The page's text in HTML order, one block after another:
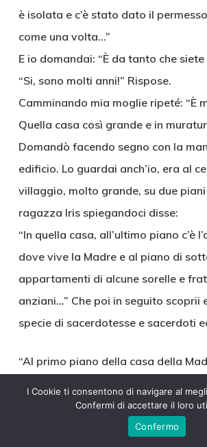
è isolata e c’è stato dato il
come una volta…”
E io domandai: “È da tanto che siete
“Si, sono molti anni!” Rispose.
Camminando mia moglie ripeté: “È
Quella casa così grande e in
Domandò facendo segno con la
edificio. Lo guardai anch’io, era al
villaggio, molto grande, su due
ragazza Iris spiegandoci disse:
“In quella casa, all’ultimo piano c’è
dove vive la Madre e al piano di
appartamenti di alcune sorelle e
anziani…” Che poi in seguito scoprii
specie di sacerdotesse e sacerdoti
“Al primo piano della casa della
tre saloni… Ma venite che ve li faccio
con enfasi sorridendo. E
I Cookie ti consentono di navigare al
Confermi di accettare il loro
Confermo